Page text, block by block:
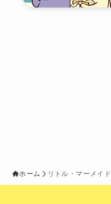
ホーム リトル・マーメイド